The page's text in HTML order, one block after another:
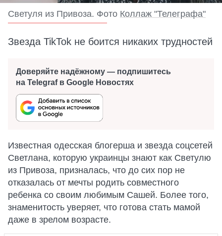
Светуля из Привоза. Фото Коллаж "Телеграфа"
Звезда TikTok не боится никаких трудностей
Доверяйте надёжному — подпишитесь
на Telegraf в Google Новостях
Известная одесская блогерша и звезда соцсетей
Светлана, которую украинцы знают как Светулю
из Привоза, призналась, что до сих пор не
отказалась от мечты родить совместного
ребенка со своим любимым Сашей. Более того,
знаменитость уверяет, что готова стать мамой
даже в зрелом возрасте.